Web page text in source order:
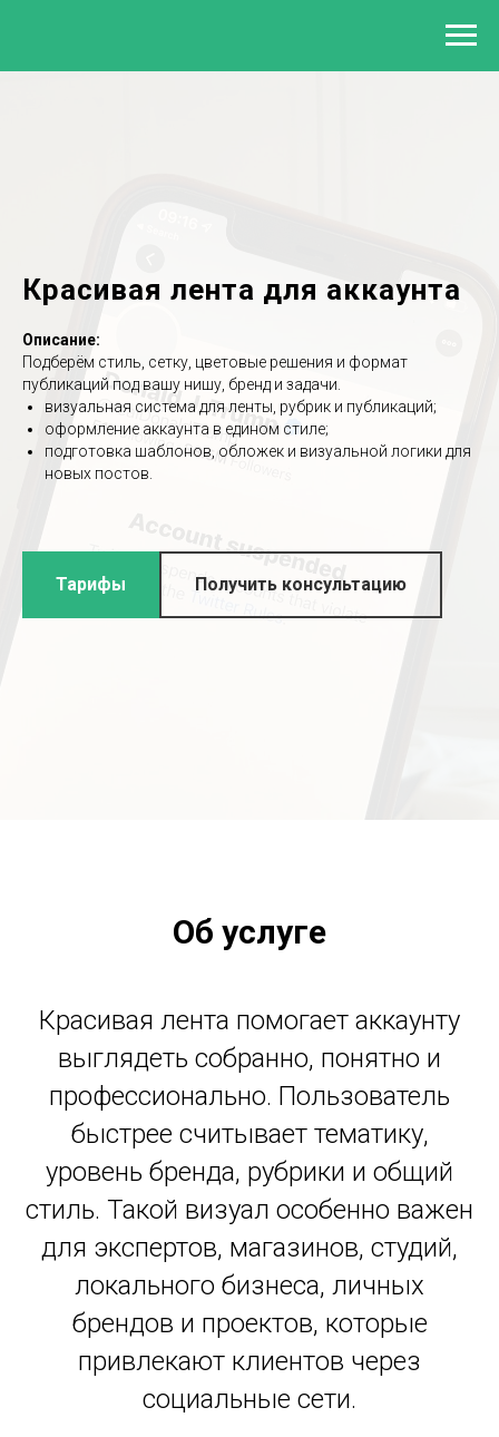
Красивая лента для аккаунта
Описание:
Подберём стиль, сетку, цветовые решения и формат
публикаций под вашу нишу, бренд и задачи.
визуальная система для ленты, рубрик и публикаций;
оформление аккаунта в едином стиле;
подготовка шаблонов, обложек и визуальной логики для
новых постов.
Тарифы Получить консультацию
Об услуге
Красивая лента помогает аккаунту
выглядеть собранно, понятно и
профессионально. Пользователь
быстрее считывает тематику,
уровень бренда, рубрики и общий
стиль. Такой визуал особенно важен
для экспертов, магазинов, студий,
локального бизнеса, личных
брендов и проектов, которые
привлекают клиентов через
социальные сети.